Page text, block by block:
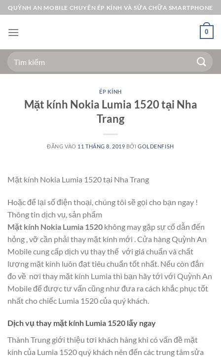
Bỏ
qua
nội
QUỲNH AN MOBILE CHUYÊN ÉP KÍNH VÀ SỬA CHỮA SMARTPHONE
0
Tìm
kiếm:
ÉP KÍNH
Mặt kính Nokia Lumia 1520 tại Nha
Trang
ĐĂNG VÀO 11 THÁNG 8, 2019 BỞIGOLDENFISH
Mặt kính Nokia Lumia 1520 tại Nha Trang
Hoặc để lại số điện thoại, chúng tôi sẽ gọi cho bạn ngay !
Thông tin dịch vụ, sản phẩm
Mặt kính Nokia Lumia 1520 không may gặp sự cố dẫn đến
hỏng , vỡ cần phải thay mặt kính mới . Cửa hàng Quỳnh An
Mobile cung cấp dịch vụ thay thế với giá chuẩn và chất
lượng mặt kính luôn đạt tiêu chuẩn tốt nhất. Nếu còn đắn
đo về nơi thay mặt kính Lumia thì bạn hãy tới với Quỳnh An
Mobile để được tư vấn cũng như đưa ra cách khắc phục tốt
nhất cho chiếc Lumia 1520 của quý khách.
Dịch vụ thay mặt kính Lumia 1520 lấy ngay
Thành Trung giới thiệu tơi khách hàng khi có vấn đề mặt
kính của Lumia 1520 quý khách nên đến các trung tâm sửa